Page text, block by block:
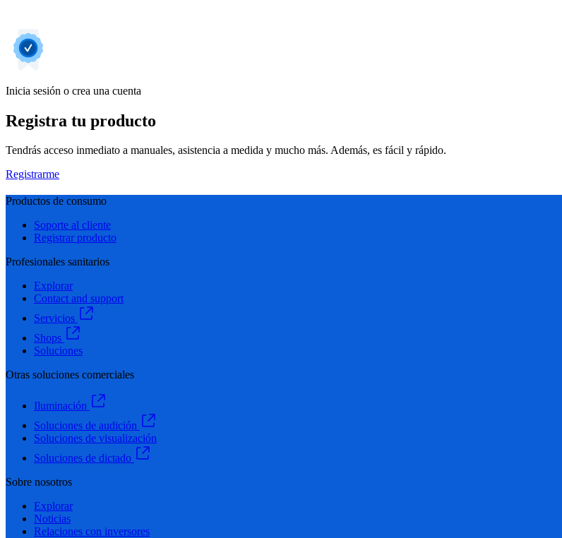
Inicia sesión o crea una cuenta
Registra tu producto
Tendrás acceso inmediato a manuales, asistencia a medida y mucho más. Además, es fácil y rápido.
Registrarme
Productos de consumo
Soporte al cliente
Registrar producto
Profesionales sanitarios
Explorar
Contact and support
Servicios
Shops
Soluciones
Otras soluciones comerciales
Iluminación
Soluciones de audición
Soluciones de visualización
Soluciones de dictado
Sobre nosotros
Explorar
Noticias
Relaciones con inversores